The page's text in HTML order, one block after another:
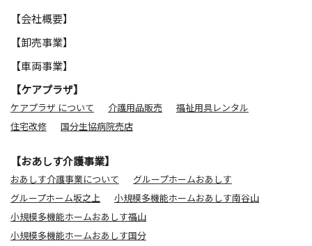
【会社概要】
【卸売事業】
【車両事業】
【ケアプラザ】
ケアプラザ について 介護用品販売
福祉用具レンタル
住宅改修
国分生協病院売店
【おあしす介護事業】
おあしす介護事業について
グループホームおあしす
グループホーム坂之上
小規模多機能ホームおあしす南谷山
小規模多機能ホームおあしす福山
小規模多機能ホームおあしす国分